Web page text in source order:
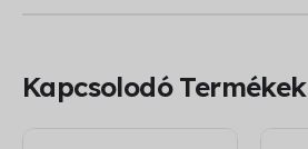
Kapcsolodó Termékek